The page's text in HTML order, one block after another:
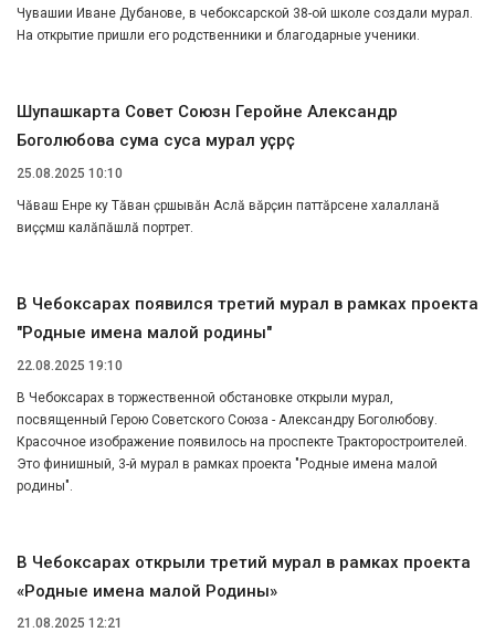
Чувашии Иване Дубанове, в чебоксарской 38-ой школе создали мурал.
На открытие пришли его родственники и благодарные ученики.
Шупашкарта Совет Союзӗн Геройне Александр
Боголюбова сума суса мурал уҫрӗҫ
25.08.2025 10:10
Чӑваш Енре ку Тӑван ҫӗршывӑн Аслӑ вӑрҫин паттӑрӗсене халалланӑ
виҫҫӗмӗш калӑпӑшлӑ портрет.
В Чебоксарах появился третий мурал в рамках проекта
"Родные имена малой родины"
22.08.2025 19:10
В Чебоксарах в торжественной обстановке открыли мурал,
посвященный Герою Советского Союза - Александру Боголюбову.
Красочное изображение появилось на проспекте Тракторостроителей.
Это финишный, 3-й мурал в рамках проекта "Родные имена малой
родины".
В Чебоксарах открыли третий мурал в рамках проекта
«Родные имена малой Родины»
21.08.2025 12:21